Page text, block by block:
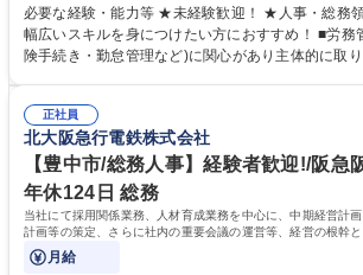
営を支えるゼネラリストをめざせます。 ・初期業務：労働時間管理、給与
計算、社会保険対応、福利厚生管理、安全衛生、
します。ご経験に応じて、休職者管理など、幅広く
幅広く経験を積みたい意欲がある方に最適な環境です。 募集職種
務・人事】未経験歓迎/日立グループ/組織運営を支
指す
必要な経験・能力等 ★未経験歓迎！ ★人事・総務
幅広いスキルを身につけたい方におすすめ！ ■労務管理(給与計算・社会保
険手続き・勤怠管理など)に関心があり主体的に取
のご経験 ■労務管理（給与計算・社会保険手続き・
■衛生管理者の資格をお持ちの方 学歴・資格 学歴：大学院 大学 高専 短大
専修学校 高校 語学力： 資格：
正社員
北大阪急行電鉄株式会社
【豊中市/総務人事】経験者歓迎!/阪急
年休124日 総務
当社にて採用関係業務、人材育成業務を中心に、中期経営計
計画等の策定、さらに社内の重要会議の運営等、経営の根幹と
般を担当していただきます。
月給